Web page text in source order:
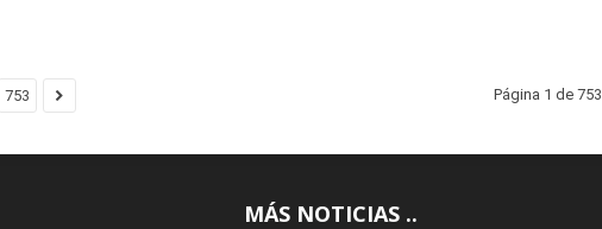
753 Página 1 de 753
MÁS NOTICIAS ..